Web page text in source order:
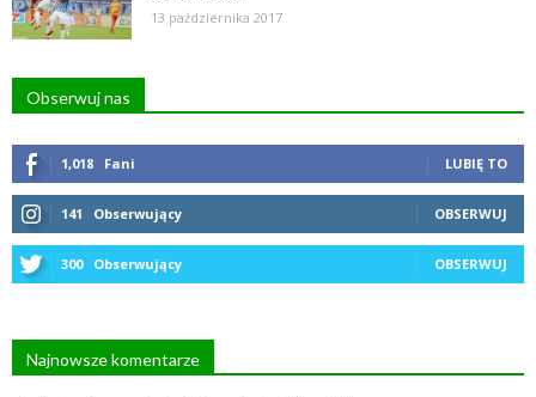
13 października 2017
Obserwuj nas
1,018 Fani LUBIĘ TO
141 Obserwujący OBSERWUJ
300 Obserwujący OBSERWUJ
Najnowsze komentarze